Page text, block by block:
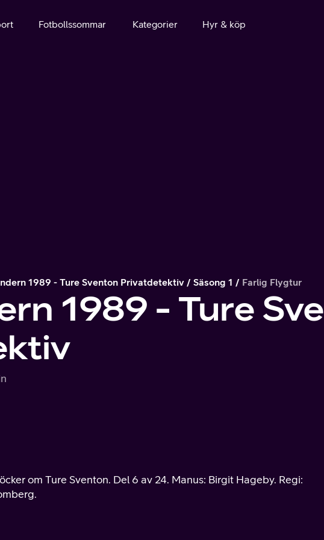
Fotbollssommar Kategorier Hyr & köp
1989 - Ture Sventon Privatdetektiv Säsong 1 Farlig Flygtur
1989 - Ture
om Ture Sventon. Del 6 av 24. Manus: Birgit Hageby. Regi: